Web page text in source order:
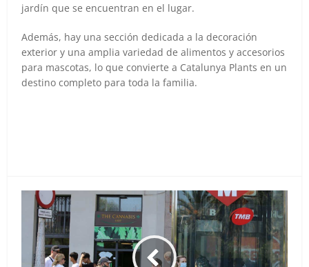
jardín que se encuentran en el lugar.
Además, hay una sección dedicada a la decoración
exterior y una amplia variedad de alimentos y accesorios
para mascotas, lo que convierte a Catalunya Plants en un
destino completo para toda la familia.